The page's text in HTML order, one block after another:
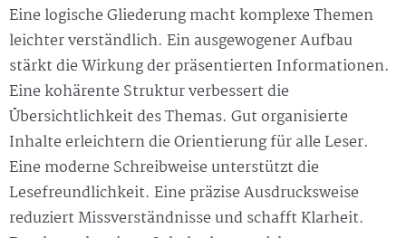
Eine logische Gliederung macht komplexe Themen
leichter verständlich. Ein ausgewogener Aufbau
stärkt die Wirkung der präsentierten Informationen.
Eine kohärente Struktur verbessert die
Übersichtlichkeit des Themas. Gut organisierte
Inhalte erleichtern die Orientierung für alle Leser.
Eine moderne Schreibweise unterstützt die
Lesefreundlichkeit. Eine präzise Ausdrucksweise
reduziert Missverständnisse und schafft Klarheit.